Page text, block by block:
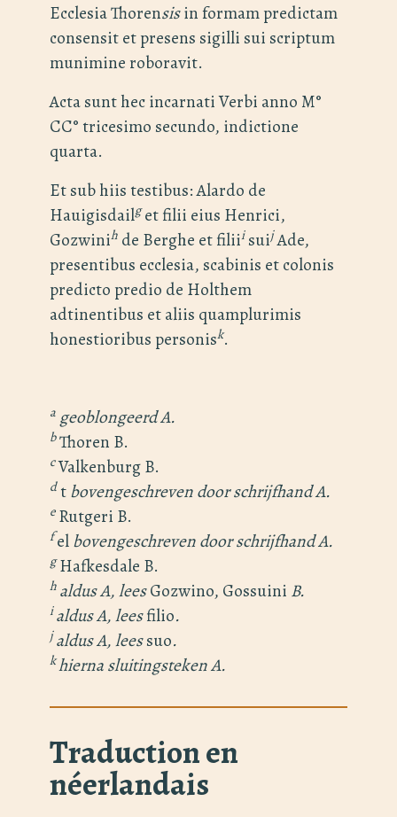
Ecclesia Thorensisin formam predictam
consensit et presens sigilli sui scriptum
munimine roboravit.
Acta sunt hec incarnati Verbi anno M°
CC° tricesimo secundo, indictione
quarta.
Et sub hiis testibus: Alardo de
Hauigisdailget filii eius Henrici,
Gozwinih de Berghe et filiiisuijAde,
presentibus ecclesia, scabinis et colonis
predicto predio de Holthem
adtinentibus et aliis quamplurimis
honestioribus personisk.
a geoblongeerd A.
b Thoren B.
c Valkenburg B.
d tbovengeschreven door schrijfhand A.
e Rutgeri B.
felbovengeschreven door schrijfhand A.
g Hafkesdale B.
h aldus A, leesGozwino, Gossuini B.
ialdus A, leesfilio.
jaldus A, leessuo.
khierna sluitingsteken A.
Traduction en
néerlandais